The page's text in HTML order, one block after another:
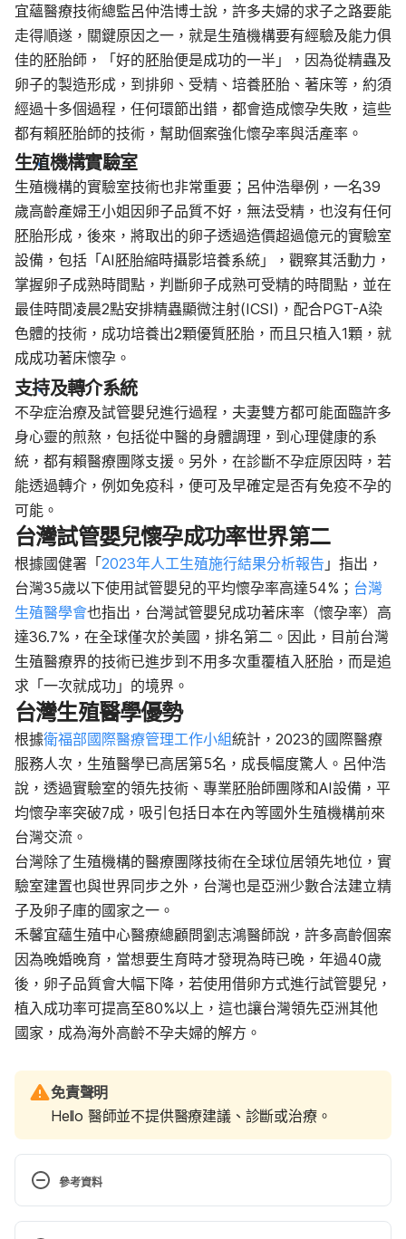
宜蘊醫療技術總監呂仲浩博士說，許多夫婦的求子之路要能
走得順遂，關鍵原因之一，就是生殖機構要有經驗及能力俱
佳的胚胎師，「好的胚胎便是成功的一半」，因為從精蟲及
卵子的製造形成，到排卵、受精、培養胚胎、著床等，約須
經過十多個過程，任何環節出錯，都會造成懷孕失敗，這些
都有賴胚胎師的技術，幫助個案強化懷孕率與活產率。
生殖機構實驗室
生殖機構的實驗室技術也非常重要；呂仲浩舉例，一名39
歲高齡產婦王小姐因卵子品質不好，無法受精，也沒有任何
胚胎形成，後來，將取出的卵子透過造價超過億元的實驗室
設備，包括「AI胚胎縮時攝影培養系統」，觀察其活動力，
掌握卵子成熟時間點，判斷卵子成熟可受精的時間點，並在
最佳時間凌晨2點安排精蟲顯微注射(ICSI)，配合PGT-A染
色體的技術，成功培養出2顆優質胚胎，而且只植入1顆，就
成成功著床懷孕。
支持及轉介系統
不孕症治療及試管嬰兒進行過程，夫妻雙方都可能面臨許多
身心靈的煎熬，包括從中醫的身體調理，到心理健康的系
統，都有賴醫療團隊支援。另外，在診斷不孕症原因時，若
能透過轉介，例如免疫科，便可及早確定是否有免疫不孕的
可能。
台灣試管嬰兒懷孕成功率世界第二
根據國健署「2023年人工生殖施行結果分析報告 」指出，
台灣35歲以下使用試管嬰兒的平均懷孕率高達54%； 台灣
生殖醫學會也指出，台灣試管嬰兒成功著床率（懷孕率）高
達36.7%，在全球僅次於美國，排名第二。因此，目前台灣
生殖醫療界的技術已進步到不用多次重覆植入胚胎，而是追
求「一次就成功」的境界。
台灣生殖醫學優勢
根據衛福部國際醫療管理工作小組統計，2023的國際醫療
服務人次，生殖醫學已高居第5名，成長幅度驚人。呂仲浩
說，透過實驗室的領先技術、專業胚胎師團隊和AI設備，平
均懷孕率突破7成，吸引包括日本在內等國外生殖機構前來
台灣交流。
台灣除了生殖機構的醫療團隊技術在全球位居領先地位，實
驗室建置也與世界同步之外，台灣也是亞洲少數合法建立精
子及卵子庫的國家之一。
禾馨宜蘊生殖中心醫療總顧問劉志鴻醫師說，許多高齡個案
因為晚婚晚育，當想要生育時才發現為時已晚，年過40歲
後，卵子品質會大幅下降，若使用借卵方式進行試管嬰兒，
植入成功率可提高至80%以上，這也讓台灣領先亞洲其他
國家，成為海外高齡不孕夫婦的解方。
免責聲明
Hello 醫師並不提供醫療建議、診斷或治療。
參考資料